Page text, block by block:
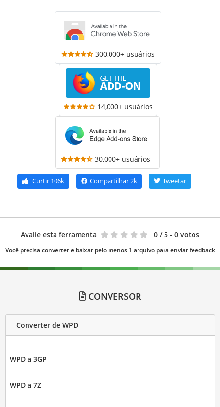
300,000+ usuários
14,000+ usuários
30,000+ usuários
Curtir 106k Compartilhar2k Tweetar
Avalie esta ferramenta 0 / 5 - 0 votos
Você precisa converter e baixar pelo menos 1 arquivo para enviar feedback
CONVERSOR
Converter de WPD
WPD a 3GP
WPD a 7Z